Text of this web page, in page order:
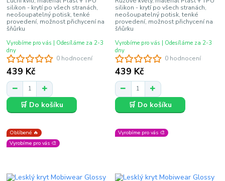
0 hodnocení
silikon - krytí po všech stranách,
neošoupatelný potisk, tenké
provedení, možnost přichycení na
šňůrku
439 Kč
Vyrobíme pro vás | Odesíláme za 2-3
dny
🛒 Do košíku
0 hodnocení
silikon - krytí po všech stranách,
neošoupatelný potisk, tenké
provedení, možnost přichycení na
šňůrku
439 Kč
Vyrobíme pro vás | Odesíláme za 2-3
dny
🛒 Do košíku
Oblíbené 🔥
Vyrobíme pro vás 🎨
Vyrobíme pro vás 🎨